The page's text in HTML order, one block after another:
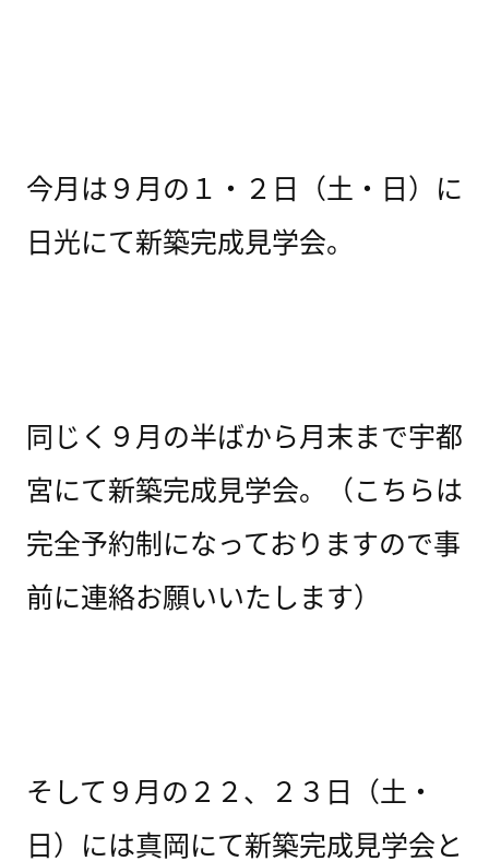
今月は９月の１・２日（土・日）に
日光にて新築完成見学会。
同じく９月の半ばから月末まで宇都
宮にて新築完成見学会。（こちらは
完全予約制になっておりますので事
前に連絡お願いいたします）
そして９月の２２、２３日（土・
日）には真岡にて新築完成見学会と